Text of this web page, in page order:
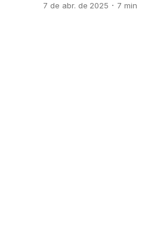
7 de abr. de 2025 7 min